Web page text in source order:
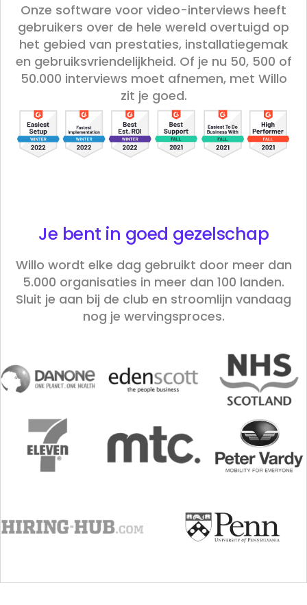
Onze software voor video-interviews heeft
gebruikers over de hele wereld overtuigd op
het gebied van prestaties, installatiegemak
en gebruiksvriendelijkheid. Of je nu 50, 500 of
50.000 interviews moet afnemen, met Willo
zit je goed.
Je bent in goed gezelschap
Willo wordt elke dag gebruikt door meer dan
5.000 organisaties in meer dan 100 landen.
Sluit je aan bij de club en stroomlijn vandaag
nog je wervingsproces.